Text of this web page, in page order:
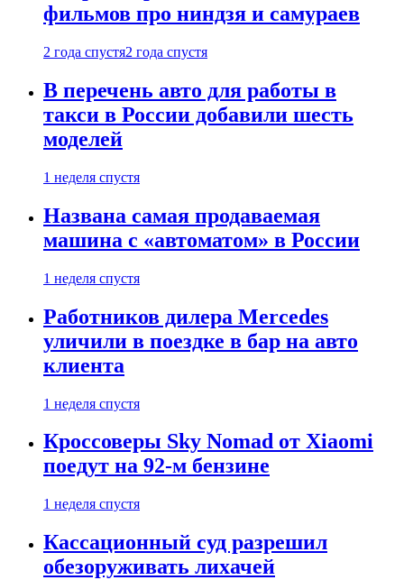
фильмов про ниндзя и самураев
2 года спустя2 года спустя
В перечень авто для работы в
такси в России добавили шесть
моделей
1 неделя спустя
Названа самая продаваемая
машина с «автоматом» в России
1 неделя спустя
Работников дилера Mercedes
уличили в поездке в бар на авто
клиента
1 неделя спустя
Кроссоверы Sky Nomad от Xiaomi
поедут на 92-м бензине
1 неделя спустя
Кассационный суд разрешил
обезоруживать лихачей